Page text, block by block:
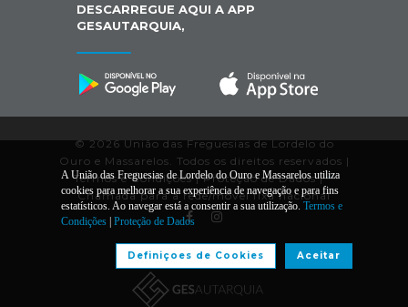
DESCARREGUE AQUI A APP
GESAUTARQUIA,
© 2026 União das Freguesias de Lordelo do
Ouro e Massarelos. Todos os direitos reservados |
Termos e Condições|Proteção de Dados|*
Chamada para a rede/móvel fixa nacional
Desenvolvido por:
A União das Freguesias de Lordelo do Ouro e Massarelos utiliza
cookies para melhorar a sua experiência de navegação e para fins
estatísticos. Ao navegar está a consentir a sua utilização. Termos e
Condições| Proteção de Dados
Aceitar
Definiçoes de Cookies